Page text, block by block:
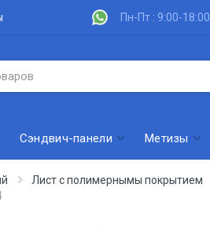
Пн-Пт : 9:00-18:00
Сэндвич-панели Метизы
Лист с полимернымы покрытием